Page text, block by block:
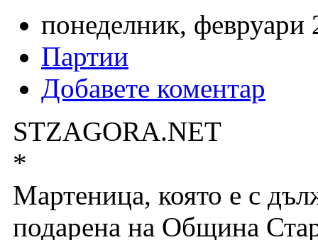
понеделник, февруари
Партии
Добавете коментар
STZAGORA.NET
*
Mартеница, която е с
подарена на Община